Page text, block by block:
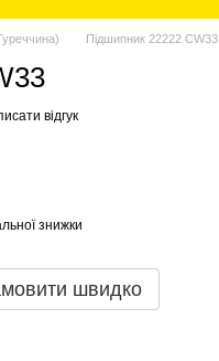
Підшипник 22222 CW33
відгук
знижки
швидко